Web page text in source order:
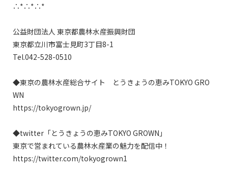
∴*∴*∴*
公益財団法人 東京都農林水産振興財団
東京都立川市富士見町3丁目8-1
Tel.042-528-0510
◆東京の農林水産総合サイト　とうきょうの恵みTOKYO GRO
WN
https://tokyogrown.jp/
◆twitter「とうきょうの恵みTOKYO GROWN」
東京で営まれている農林水産業の魅力を配信中！
https://twitter.com/tokyogrown1